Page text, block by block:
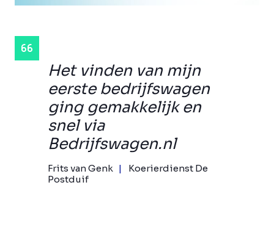
Het vinden van mijn
eerste bedrijfswagen
ging gemakkelijk en
snel via
Bedrijfswagen.nl
Frits van Genk
Koerierdienst De
Postduif